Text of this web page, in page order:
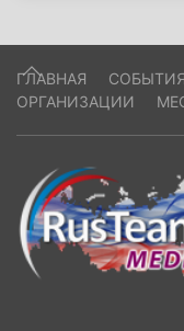
ГЛАВНАЯ СОБЫТИЯ
ОРГАНИЗАЦИИ